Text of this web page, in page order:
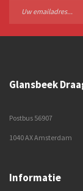
Glansbeek
Postbus 56907
1040 AX Amsterdam
Informatie